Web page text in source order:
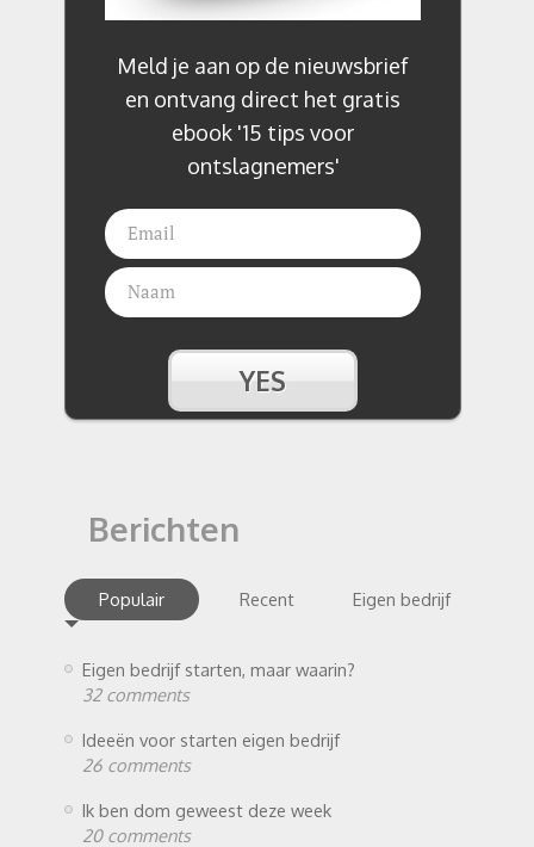
Meld je aan op de nieuwsbrief
en ontvang direct het gratis
ebook '15 tips voor
ontslagnemers'
Berichten
Populair Recent Eigen bedrijf
Eigen bedrijf starten, maar waarin?
32 comments
Ideeën voor starten eigen bedrijf
26 comments
Ik ben dom geweest deze week
20 comments